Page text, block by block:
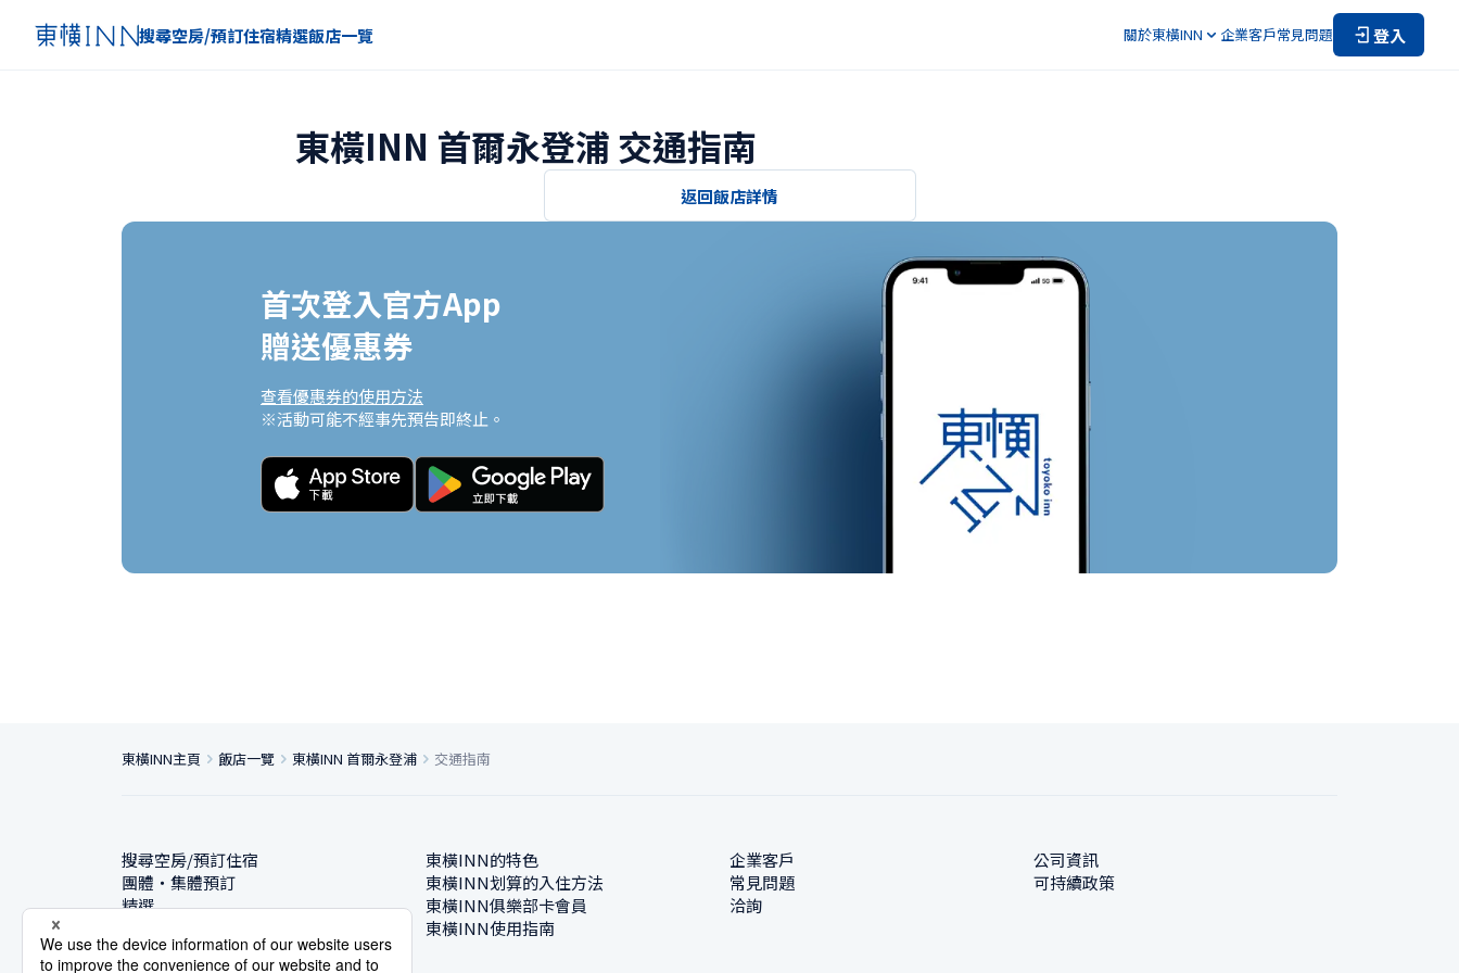
搜尋空房/預訂住宿精選飯店一覽 關於東橫INN 企業客戶常見問題 登入
東橫INN 首爾永登浦 交通指南
返回飯店詳情
首次登入官方App
贈送優惠券
查看優惠券的使用方法
※活動可能不經事先預告即終止。
東橫INN主頁 飯店一覽 東橫INN 首爾永登浦 交通指南
搜尋空房/預訂住宿
團體・集體預訂
精選
東橫INN的特色
東橫INN划算的入住方法
東橫INN俱樂部卡會員
東橫INN使用指南
企業客戶
常見問題
洽詢
公司資訊
可持續政策